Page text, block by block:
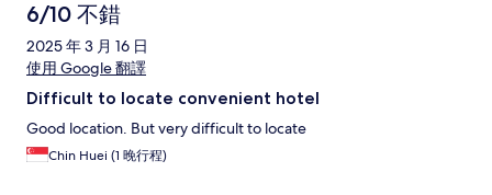
6/10 不錯
2025 年 3 月 16 日
使用 Google 翻譯
Difficult to locate convenient hotel
Good location. But very difficult to locate
Chin Huei (1 晚行程)